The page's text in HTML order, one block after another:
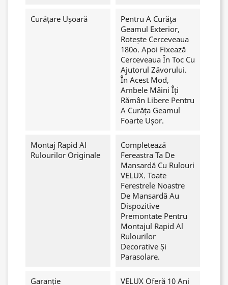
Curățare Ușoară
Pentru A Curăța
Geamul Exterior,
Rotește Cerceveaua
180o. Apoi Fixează
Cerceveaua În Toc Cu
Ajutorul Zăvorului.
În Acest Mod,
Ambele Mâini Îți
Rămân Libere Pentru
A Curăța Geamul
Foarte Ușor.
Montaj Rapid Al
Rulourilor Originale
Completează
Fereastra Ta De
Mansardă Cu Rulouri
VELUX. Toate
Ferestrele Noastre
De Mansardă Au
Dispozitive
Premontate Pentru
Montajul Rapid Al
Rulourilor
Decorative Și
Parasolare.
Garanție VELUX Oferă 10 Ani